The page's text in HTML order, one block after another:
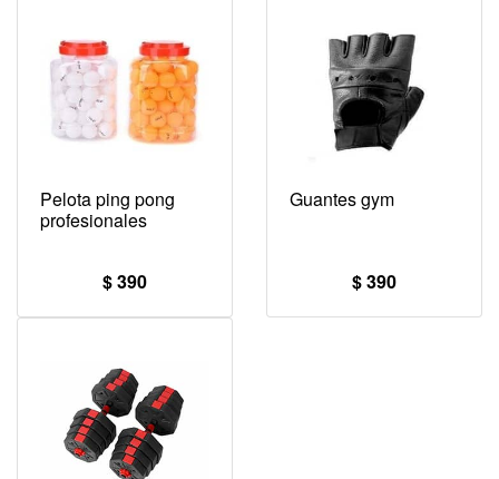
Pelota ping pong
profesionales
$ 390
Guantes gym
$ 390